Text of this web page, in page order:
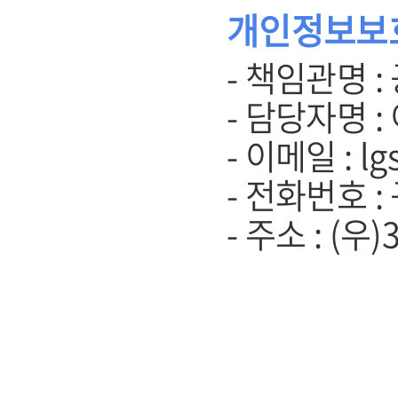
개인정보
- 책임관명 :
- 담당자명 :
- 이메일 :
- 전화번호
- 주소 : (우